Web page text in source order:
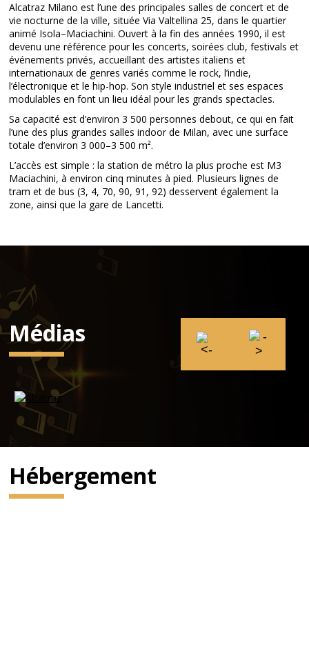
Alcatraz Milano est l’une des principales salles de concert et de
vie nocturne de la ville, située Via Valtellina 25, dans le quartier
animé Isola–Maciachini. Ouvert à la fin des années 1990, il est
devenu une référence pour les concerts, soirées club, festivals et
événements privés, accueillant des artistes italiens et
internationaux de genres variés comme le rock, l’indie,
l’électronique et le hip-hop. Son style industriel et ses espaces
modulables en font un lieu idéal pour les grands spectacles.
Sa capacité est d’environ 3 500 personnes debout, ce qui en fait
l’une des plus grandes salles indoor de Milan, avec une surface
totale d’environ 3 000–3 500 m².
L’accès est simple : la station de métro la plus proche est M3
Maciachini, à environ cinq minutes à pied. Plusieurs lignes de
tram et de bus (3, 4, 70, 90, 91, 92) desservent également la
zone, ainsi que la gare de Lancetti.
Médias
Hébergement